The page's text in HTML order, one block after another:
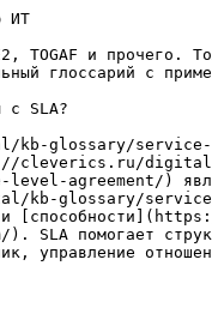
ИТ
TOGAF и прочего.
глоссарий с
с SLA?
kb-glossary/
digital/
) является
service/) и
и
управление